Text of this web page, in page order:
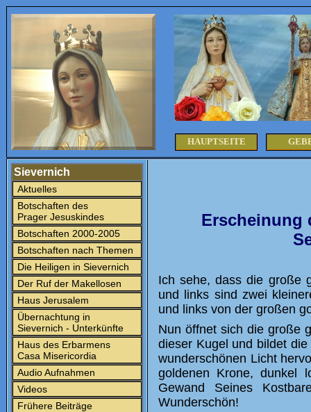
HAUPTSEITE
Sievernich
Aktuelles
Botschaften des
Prager Jesuskindes
Botschaften 2000-2005
Botschaften nach Themen
Die Heiligen in Sievernich
Der Ruf der Makellosen
Haus Jerusalem
Übernachtung in
Sievernich - Unterkünfte
Haus des Erbarmens
Casa Misericordia
Audio Aufnahmen
Videos
Frühere Beiträge
Erscheinung
Ich sehe, dass die große
und links sind zwei
und links von der großen
Nun öffnet sich die große
dieser Kugel und bildet
wunderschönen Licht
goldenen Krone, dunkel
Gewand Seines
Wunderschön!